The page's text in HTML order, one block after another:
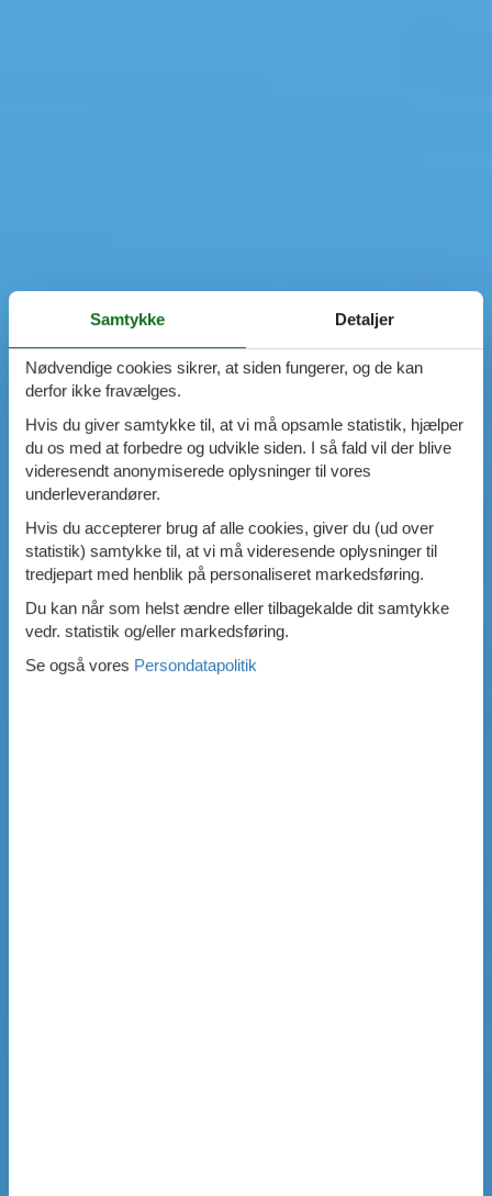
Samtykke Detaljer
Nødvendige cookies sikrer, at siden fungerer, og de kan
derfor ikke fravælges.
Hvis du giver samtykke til, at vi må opsamle statistik, hjælper
du os med at forbedre og udvikle siden. I så fald vil der blive
videresendt anonymiserede oplysninger til vores
underleverandører.
Hvis du accepterer brug af alle cookies, giver du (ud over
statistik) samtykke til, at vi må videresende oplysninger til
tredjepart med henblik på personaliseret markedsføring.
Du kan når som helst ændre eller tilbagekalde dit samtykke
vedr. statistik og/eller markedsføring.
Se også vores Persondatapolitik